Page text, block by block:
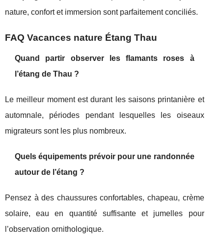
nature, confort et immersion sont parfaitement conciliés.
FAQ Vacances nature Étang Thau
Quand partir observer les flamants roses à
l’étang de Thau ?
Le meilleur moment est durant les saisons printanière et
automnale, périodes pendant lesquelles les oiseaux
migrateurs sont les plus nombreux.
Quels équipements prévoir pour une randonnée
autour de l’étang ?
Pensez à des chaussures confortables, chapeau, crème
solaire, eau en quantité suffisante et jumelles pour
l’observation ornithologique.